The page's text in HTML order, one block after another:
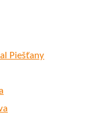
Piešťany